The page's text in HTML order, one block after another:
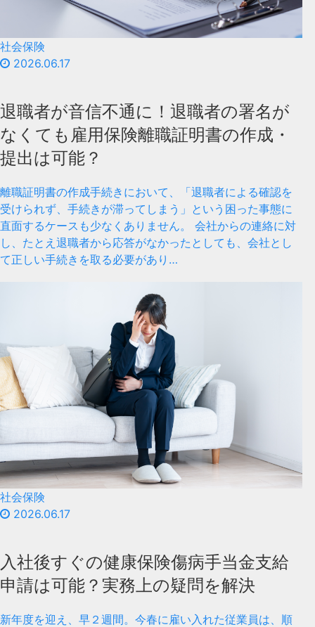
社会保険
2026.06.17
退職者が音信不通に！退職者の署名が
なくても雇用保険離職証明書の作成・
提出は可能？
離職証明書の作成手続きにおいて、「退職者による確認を
受けられず、手続きが滞ってしまう」という困った事態に
直面するケースも少なくありません。 会社からの連絡に対
し、たとえ退職者から応答がなかったとしても、会社とし
て正しい手続きを取る必要があり…
社会保険
2026.06.17
入社後すぐの健康保険傷病手当金支給
申請は可能？実務上の疑問を解決
新年度を迎え、早２週間。今春に雇い入れた従業員は、順